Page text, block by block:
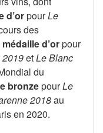
d’orpourLe
des
médaille d’orpour
etLe Blanc
du
bronzepourLe
2018au
en 2020.